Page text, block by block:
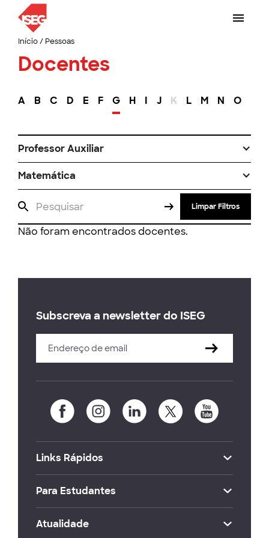
Início/ Pessoas
Docentes
A B C D E F G H I J K L M N O
Professor Auxiliar
Matemática
Limpar Filtros
Não foram encontrados docentes.
Subscreva a newsletter do ISEG
Links Rápidos
Para Estudantes
Atualidade